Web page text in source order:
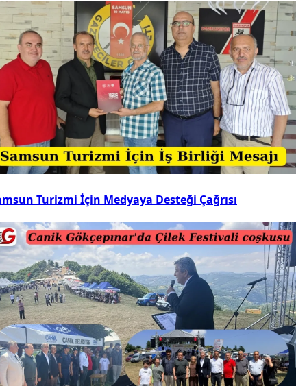
Turizmi İçin Medyaya Desteği Çağrısı